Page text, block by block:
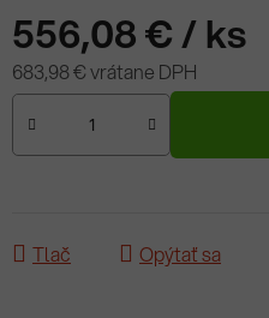
556,08 €/ ks
683,98 € vrátane DPH
Tlač Opýtať sa